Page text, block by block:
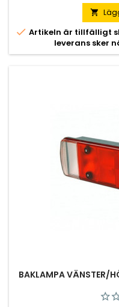

 Artikeln är tillfälligt
leverans sker
BAKLAMPA VÄNSTER/